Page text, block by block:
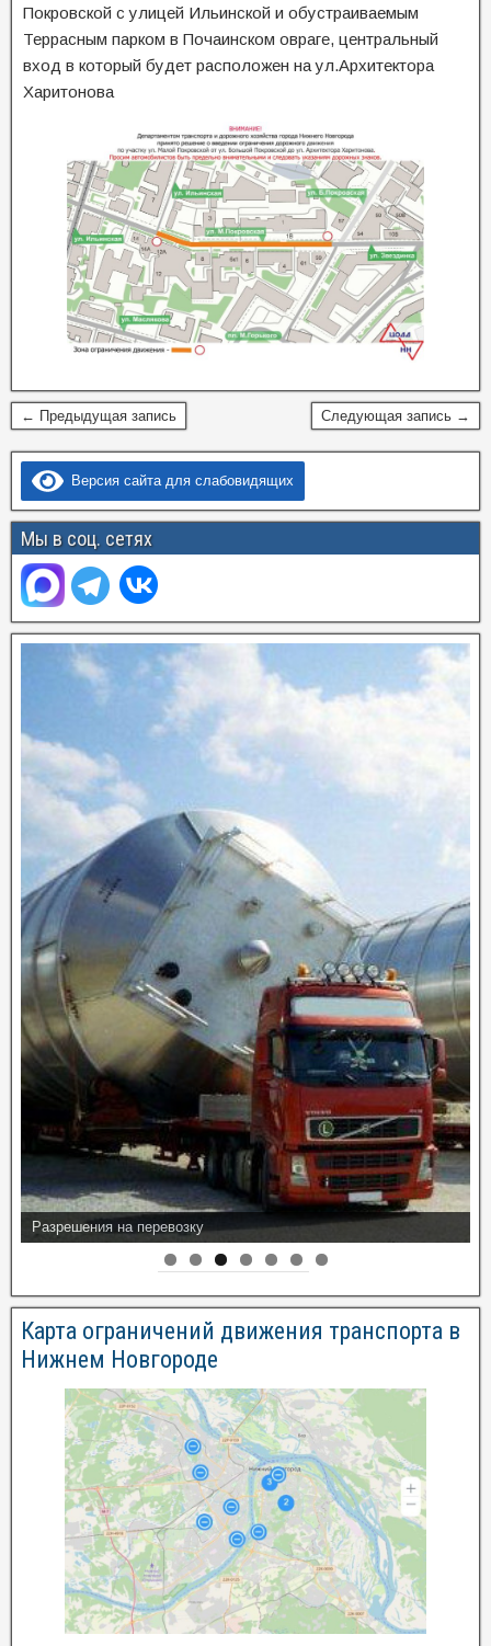
Покровской с улицей Ильинской и обустраиваемым
Террасным парком в Почаинском овраге, центральный
вход в который будет расположен на ул.Архитектора
Харитонова
← Предыдущая запись Следующая запись →
Версия сайта для слабовидящих
Мы в соц. сетях
Разрешения на перевозку
Карта ограничений движения транспорта в
Нижнем Новгороде